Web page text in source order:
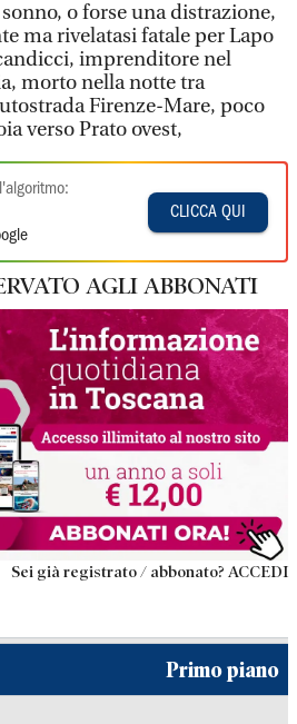
o forse una distrazione,
ma rivelatasi fatale per Lapo
imprenditore nel
morto nella notte tra
Firenze-Mare, poco
verso Prato ovest,
CLICCA QUI
AGLI ABBONATI
Sei già registrato / abbonato? ACCEDI
Primo piano